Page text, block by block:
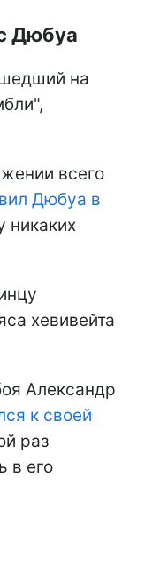
Дюбуа
на
всего
Дюбуа в
никаких
хевивейта
Александр
к своей
раз
в его